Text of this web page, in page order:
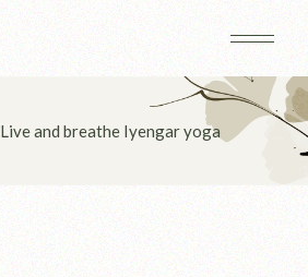
Live and breathe Iyengar yoga